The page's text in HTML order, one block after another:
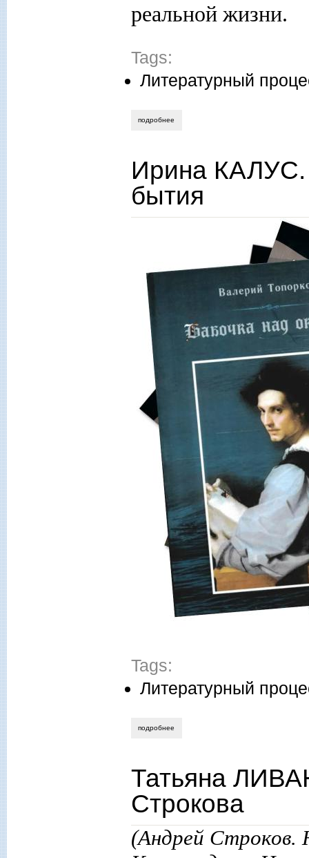
реальной жизни.
Tags:
Литературный
подробнее
Ирина КАЛУС.
бытия
Tags:
Литературный
подробнее
Татьяна
Строкова
(Андрей Строков.